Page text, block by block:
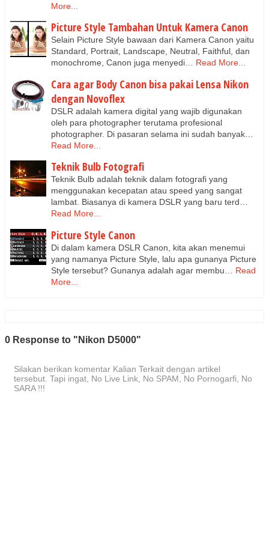
More...
Picture Style Tambahan Untuk Kamera Canon
Selain Picture Style bawaan dari Kamera Canon yaitu
Standard, Portrait, Landscape, Neutral, Faithful, dan
monochrome, Canon juga menyedi…
Read More...
Cara agar Body Canon bisa pakai Lensa Nikon
dengan Novoflex
DSLR adalah kamera digital yang wajib digunakan
oleh para photographer terutama profesional
photographer. Di pasaran selama ini sudah banyak…
Read More...
Teknik Bulb Fotografi
Teknik Bulb adalah teknik dalam fotografi yang
menggunakan kecepatan atau speed yang sangat
lambat. Biasanya di kamera DSLR yang baru terd…
Read More...
Picture Style Canon
Di dalam kamera DSLR Canon, kita akan menemui
yang namanya Picture Style, lalu apa gunanya Picture
Style tersebut? Gunanya adalah agar membu…
Read
More...
0 Response to "Nikon D5000"
Silakan berikan komentar Kalian Terkait dengan artikel
tersebut. Tapi ingat, No Live Link, No SPAM, No Pornogarfi, No
SARA !!!